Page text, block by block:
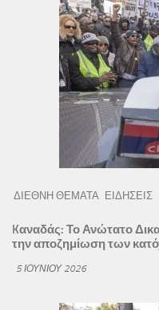
ΔΙΕΘΝΗ ΘΕΜΑΤΑ ΕΙΔΗΣΕΙΣ
Kαναδάς: Το Ανώτατο
την αποζημίωση των
5 ΙΟΥΝΊΟΥ 2026